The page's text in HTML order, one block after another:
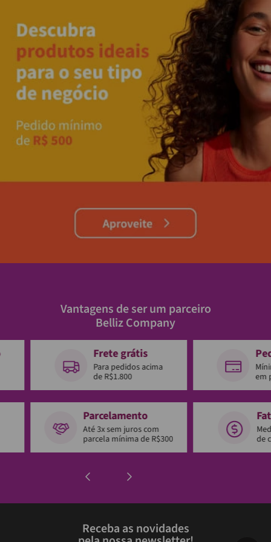
Vantagens de ser um parceiro
Belliz Company
Frete grátis
Para pedidos acima
de R$1.800
Parcelamento
Até 3x sem juros com
parcela mínima de R$300
em
de
Receba as novidades